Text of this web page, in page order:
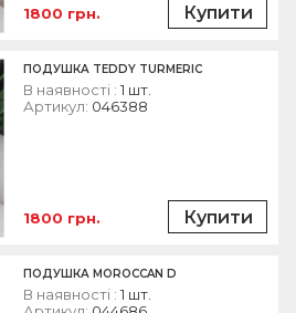
1800 грн. Купити
В наявності : 1 шт.
Артикул: 046388
ПОДУШКА TEDDY TURMERIC
1800 грн. Купити
В наявності : 1 шт.
ПОДУШКА MOROCCAN D